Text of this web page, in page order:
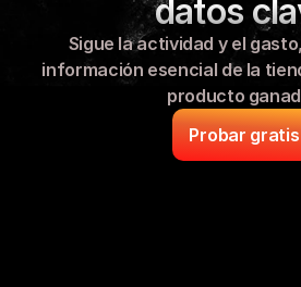
datos
Sigue la actividad y el
información esencial de la
producto
Probar gratis